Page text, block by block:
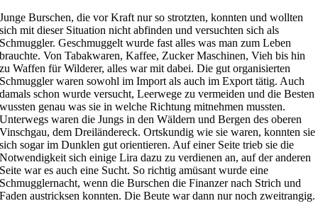
Junge Burschen, die vor Kraft nur so strotzten, konnten und wollten
sich mit dieser Situation nicht abfinden und versuchten sich als
Schmuggler. Geschmuggelt wurde fast alles was man zum Leben
brauchte. Von Tabakwaren, Kaffee, Zucker Maschinen, Vieh bis hin
zu Waffen für Wilderer, alles war mit dabei. Die gut organisierten
Schmuggler waren sowohl im Import als auch im Export tätig. Auch
damals schon wurde versucht, Leerwege zu vermeiden und die Besten
wussten genau was sie in welche Richtung mitnehmen mussten.
Unterwegs waren die Jungs in den Wäldern und Bergen des oberen
Vinschgau, dem Dreiländereck. Ortskundig wie sie waren, konnten sie
sich sogar im Dunklen gut orientieren. Auf einer Seite trieb sie die
Notwendigkeit sich einige Lira dazu zu verdienen an, auf der anderen
Seite war es auch eine Sucht. So richtig amüsant wurde eine
Schmugglernacht, wenn die Burschen die Finanzer nach Strich und
Faden austricksen konnten. Die Beute war dann nur noch zweitrangig.